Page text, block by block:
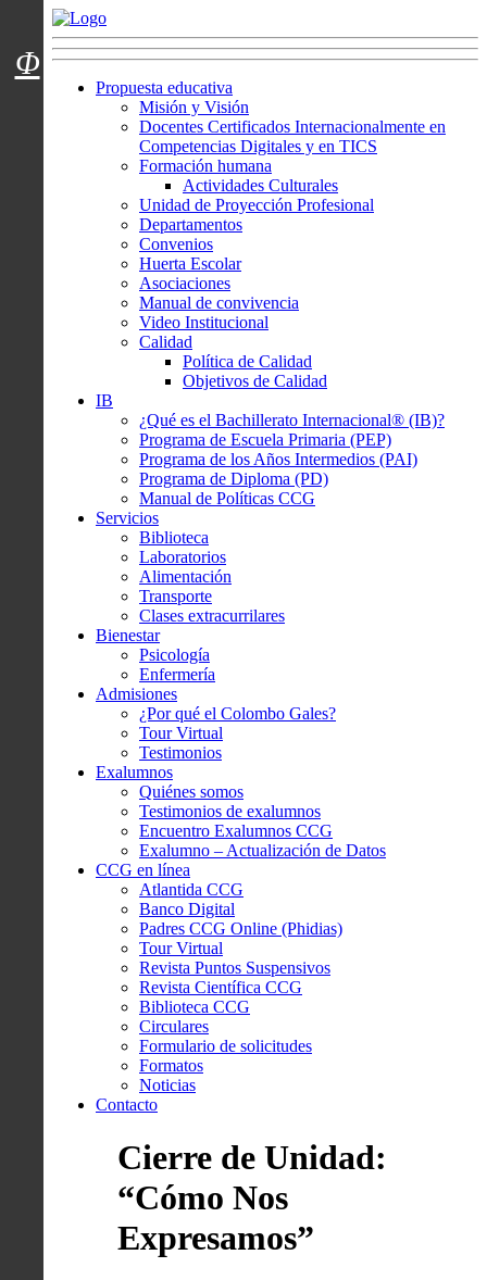
Menú usuarios
Propuesta educativa
Misión y Visión
Docentes Certificados Internacionalmente en
Competencias Digitales y en TICS
Formación humana
Actividades Culturales
Unidad de Proyección Profesional
Departamentos
Convenios
Huerta Escolar
Asociaciones
Manual de convivencia
Video Institucional
Calidad
Política de Calidad
Objetivos de Calidad
IB
¿Qué es el Bachillerato Internacional® (IB)?
Programa de Escuela Primaria (PEP)
Programa de los Años Intermedios (PAI)
Programa de Diploma (PD)
Manual de Políticas CCG
Servicios
Biblioteca
Laboratorios
Alimentación
Transporte
Clases extracurrilares
Bienestar
Psicología
Enfermería
Admisiones
¿Por qué el Colombo Gales?
Tour Virtual
Testimonios
Exalumnos
Quiénes somos
Testimonios de exalumnos
Encuentro Exalumnos CCG
Exalumno – Actualización de Datos
CCG en línea
Atlantida CCG
Banco Digital
Padres CCG Online (Phidias)
Tour Virtual
Revista Puntos Suspensivos
Revista Científica CCG
Biblioteca CCG
Circulares
Formulario de solicitudes
Formatos
Noticias
Contacto
Cierre de Unidad:
“Cómo Nos
Expresamos”
Φ